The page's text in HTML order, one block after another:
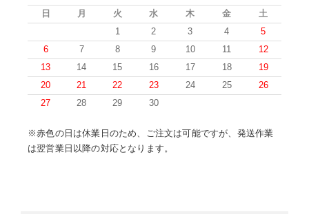
日 月 火 水 木 金
土
1
2 3 4
5
6
7 8 9 10 11
12
13
14 15 16 17 18
19
20
21 22 23 24 25
26
27
28 29 30
※赤色の日は休業日のため、ご注文は可能ですが、発送作業
は翌営業日以降の対応となります。